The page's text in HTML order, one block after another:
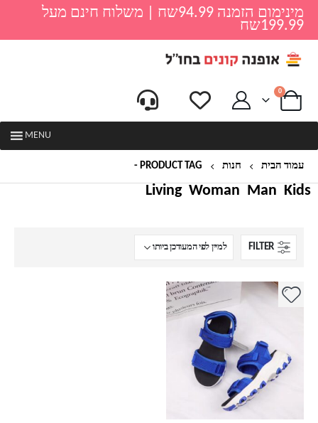
מינימום הזמנה 94.99שח | משלוח חינם מעל
199.99שח
0
MENU
עמוד הבית חנות PRODUCT TAG -
Kids
Man
Woman
Living
FILTER
למוצר
סוגים.
ניתן